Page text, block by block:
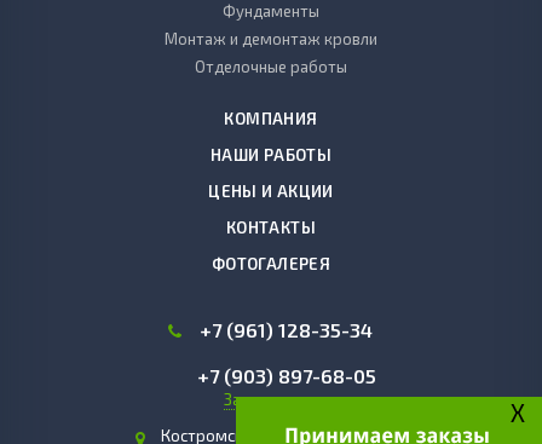
Фундаменты
Монтаж и демонтаж кровли
Отделочные работы
КОМПАНИЯ
НАШИ РАБОТЫ
ЦЕНЫ И АКЦИИ
КОНТАКТЫ
ФОТОГАЛЕРЕЯ
+7 (961) 128-35-34
+7 (903) 897-68-05
Заказать звонок
Костромская область, г. Чухлома
X